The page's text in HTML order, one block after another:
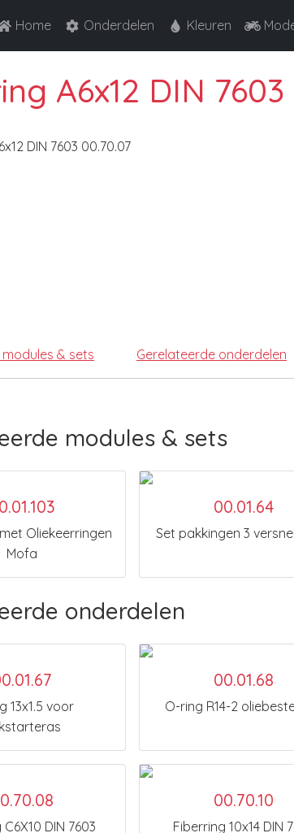
Home Onderdelen Kleuren
A6x12 DIN 7603
& sets Gerelateerde onderdelen
modules & sets
Oliekeerringen
Mofa
00.01.64
Set pakkingen 3
onderdelen
13x1.5 voor
00.01.68
O-ring R14-2
DIN 7603
00.70.10
Fiberring 10x14 DIN